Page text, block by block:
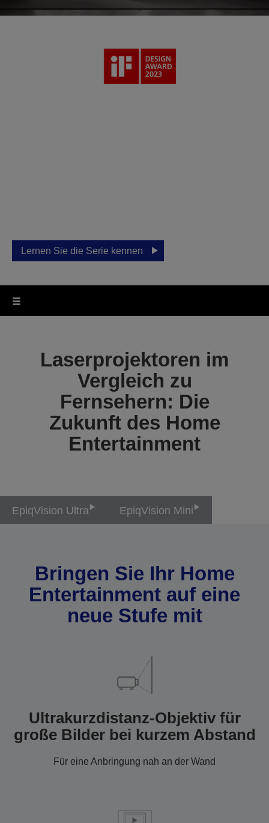
Lernen Sie die Serie kennen
Laserprojektoren im
Vergleich zu
Fernsehern: Die
Zukunft des Home
Entertainment
EpiqVision Ultra EpiqVision Mini
Bringen Sie Ihr Home
Entertainment auf eine
neue Stufe mit
Ultrakurzdistanz-Objektiv für
große Bilder bei kurzem Abstand
Für eine Anbringung nah an der Wand